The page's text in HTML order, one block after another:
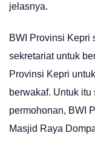
jelasnya.
BWI Provinsi Kepri
sekretariat untuk
Provinsi Kepri
berwakaf. Untuk
permohonan, BWI
Masjid Raya